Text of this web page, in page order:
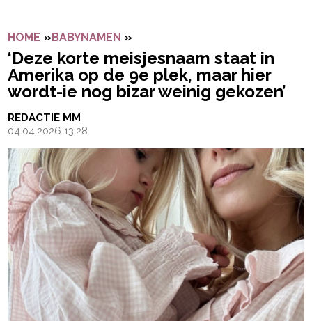
HOME »BABYNAMEN »
‘Deze korte meisjesnaam staat in
Amerika op de 9e plek, maar hier
wordt-ie nog bizar weinig gekozen’
REDACTIE MM
04.04.2026 13:28